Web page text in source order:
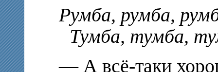
Румба, румба,
Тумба, тумба,
— А всё-таки